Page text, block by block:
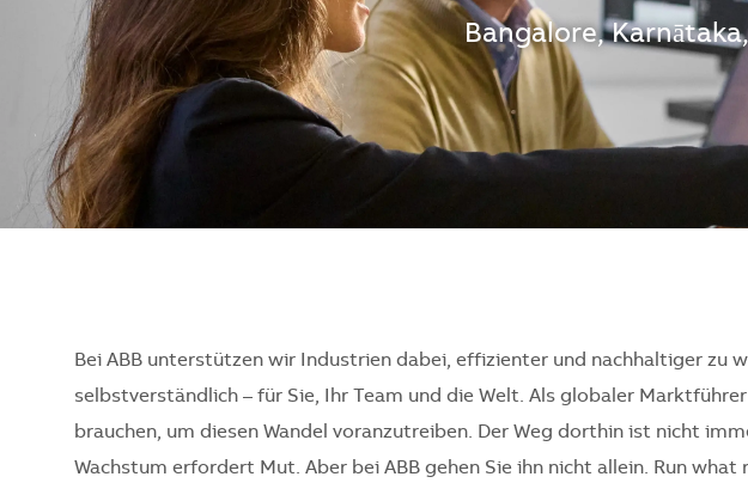
Standort
Bangalore,
Bei ABB unterstützen wir Industrien dabei, effizienter und nachhaltiger zu
selbstverständlich – für Sie, Ihr Team und die Welt. Als globaler
brauchen, um diesen Wandel voranzutreiben. Der Weg dorthin ist nicht
Wachstum erfordert Mut. Aber bei ABB gehen Sie ihn nicht allein. Run what